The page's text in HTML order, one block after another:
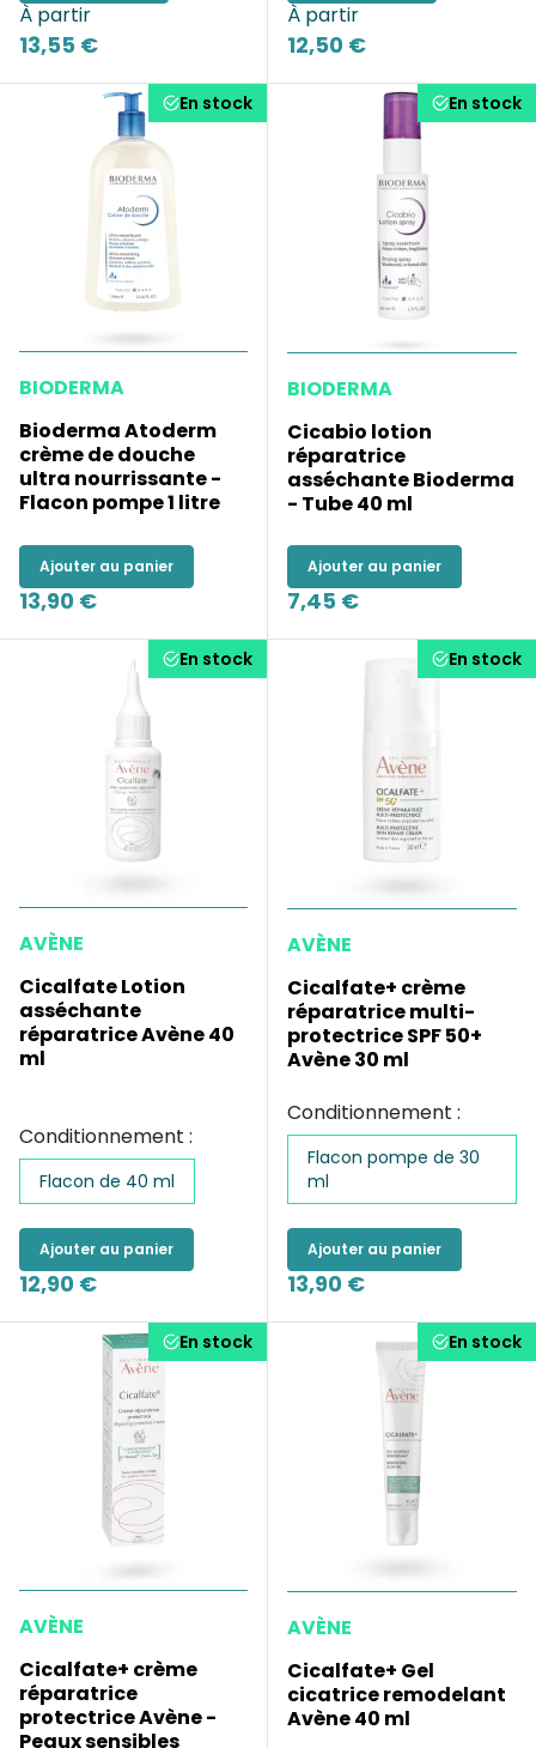
À partir
13,55 €
À partir
12,50 €
En stock
BIODERMA
Bioderma Atoderm
crème de douche
ultra nourrissante -
Flacon pompe 1 litre
Ajouter au panier
13,90 €
En stock
BIODERMA
Cicabio lotion
réparatrice
asséchante Bioderma
- Tube 40 ml
Ajouter au panier
7,45 €
En stock
AVÈNE
Cicalfate Lotion
asséchante
réparatrice Avène 40
ml
Conditionnement :
Flacon de 40 ml
Ajouter au panier
12,90 €
En stock
AVÈNE
Cicalfate+ crème
réparatrice multi-
protectrice SPF 50+
Avène 30 ml
Conditionnement :
Flacon pompe de 30
ml
Ajouter au panier
13,90 €
En stock
AVÈNE
Cicalfate+ crème
réparatrice
protectrice Avène -
Peaux sensibles
En stock
AVÈNE
Cicalfate+ Gel
cicatrice remodelant
Avène 40 ml